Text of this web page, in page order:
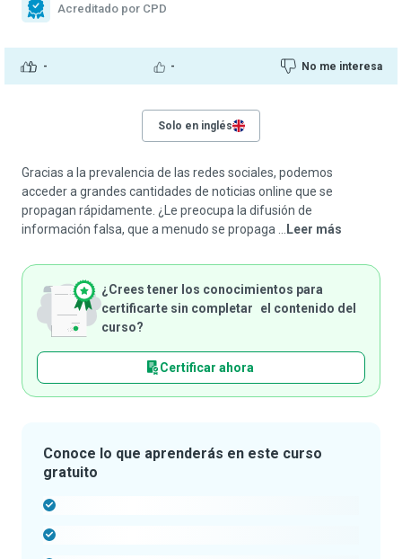
- - No me interesa
Acreditado por CPD
Solo en inglés
Gracias a la prevalencia de las redes sociales, podemos
acceder a grandes cantidades de noticias online que se
propagan rápidamente. ¿Le preocupa la difusión de
información falsa, que a menudo se propaga ...
Leer más
¿Crees tener los conocimientos para
certificarte sin completar el contenido del
curso?
Certificar ahora
Conoce lo que aprenderás en este curso
gratuito